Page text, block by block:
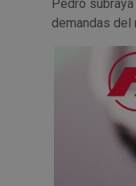
Pedro
demandas del